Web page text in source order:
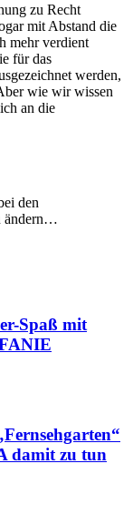
zu Recht
mit Abstand die
mehr verdient
für das
werden,
wie wir wissen
an die
den
ändern…
Spaß mit
damit zu tun